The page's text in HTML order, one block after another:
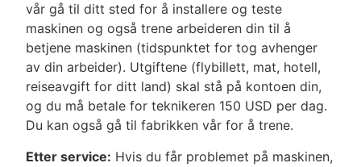
vår gå til ditt sted for å installere og teste
maskinen og også trene arbeideren din til å
betjene maskinen (tidspunktet for tog avhenger
av din arbeider). Utgiftene (flybillett, mat, hotell,
reiseavgift for ditt land) skal stå på kontoen din,
og du må betale for teknikeren 150 USD per dag.
Du kan også gå til fabrikken vår for å trene.
Etter service: Hvis du får problemet på maskinen,